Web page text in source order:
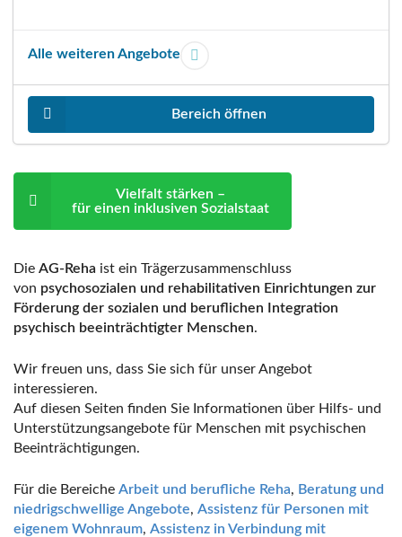
Alle weiteren Angebote
Bereich öffnen
Vielfalt stärken –
für einen inklusiven Sozialstaat
Die AG-Reha ist ein Trägerzusammenschluss
von psychosozialen und rehabilitativen Einrichtungen zur
Förderung der sozialen und beruflichen Integration
psychisch beeinträchtigter Menschen.
Wir freuen uns, dass Sie sich für unser Angebot
interessieren.
Auf diesen Seiten finden Sie Informationen über Hilfs- und
Unterstützungsangebote für Menschen mit psychischen
Beeinträchtigungen.
Für die Bereiche Arbeit und berufliche Reha, Beratung und
niedrigschwellige Angebote, Assistenz für Personen mit
eigenem Wohnraum, Assistenz in Verbindung mit